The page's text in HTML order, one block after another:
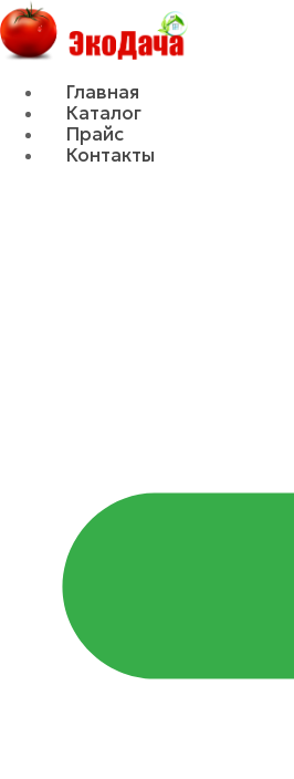
Главная
Каталог
Прайс
Контакты